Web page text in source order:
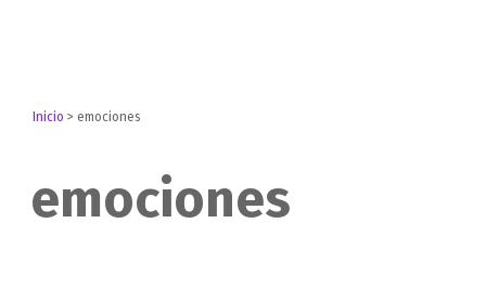
Inicio >emociones
emociones